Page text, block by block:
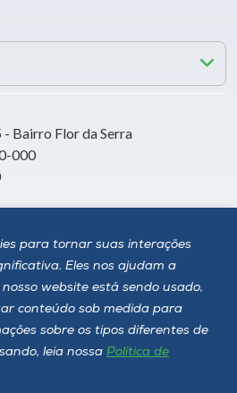
para tornar suas interações
Eles nos ajudam a
website está sendo usado,
conteúdo sob medida para
sobre os tipos diferentes de
leia nossa Política de
- Bairro Flor da Serra
000